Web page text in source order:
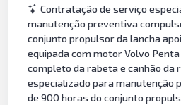
Contratação de serviço
manutenção preventiva
conjunto propulsor da lancha
equipada com motor Volvo
completo da rabeta e canhão da
especializado para manutenção
de 900 horas do conjunto